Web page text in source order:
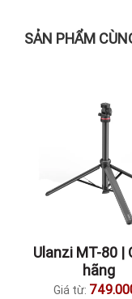
SẢN PHẨM
Ulanzi MT-80 |
hãng
Giá từ: